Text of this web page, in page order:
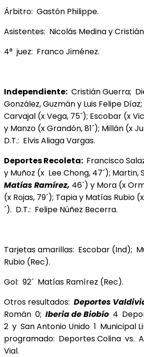
Árbitro: Gastón Philippe.
Asistentes: Nicolás Medina y
4° juez: Franco Jiménez.
Independiente: Cristián Guerra;
González, Guzmán y Luis Felipe
Carvajal (x Vega, 75´); Escobar (x
y Manzo (x Grandón, 81´); Millán (x
D.T.: Elvis Aliaga Vargas.
Deportes Recoleta: Francisco
y Muñoz (x Lee Chong, 47´); Martin,
Matías Ramírez, 46´) y Mora (x
(x Rojas, 79´); Tapia y Matías Rubio
´). D.T.: Felipe Núñez Becerra.
Tarjetas amarillas: Escobar (Ind);
Rubio (Rec).
Gol: 92´ Matías Ramírez (Rec).
Otros resultados: Deportes
Román 0; Iberia de Biobío 4
2 y San Antonio Unido 1 Municipal
programado: Deportes Colina vs.
Vial.